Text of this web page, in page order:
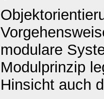
modulare
Modulprinzip
Hinsicht auch